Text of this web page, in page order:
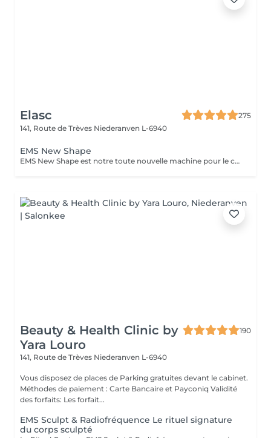
Elasc
275
141, Route de Trèves Niederanven L-6940
EMS New Shape
EMS New Shape est notre toute nouvelle machine pour le corps. Elle permet d'éliminer les graisses (même viscérales) et de stimuler les muscles les plus profonds, inatteignables même en faisant du sport, et ce, sans aucune courbature ! Le principe est le suivant : des ondes électromagnétiques provoquant des micro-stimulations musculaires très intenses. Ce soin est non-invasif et indolore ! Cette technologie s'adresse à n'importe qui souhaitant améliorer sa silhouette : le ou la sportif(ve) qui stagne et souhaite augmenter ses performances physiques ou encore celui ou celle qui veut développer sa masse musculaire et perdre des graisses locales. L'essayer, c'est l'adopter ! N'hésitez pas à nous contacter pour tout autre renseignement.
Beauty & Health Clinic by
Yara Louro
190
141, Route de Trèves Niederanven L-6940
Vous disposez de places de Parking gratuites devant le cabinet.
Méthodes de paiement : Carte Bancaire et Payconiq Validité
des forfaits: Les forfait...
EMS Sculpt & Radiofréquence Le rituel signature
du corps sculpté